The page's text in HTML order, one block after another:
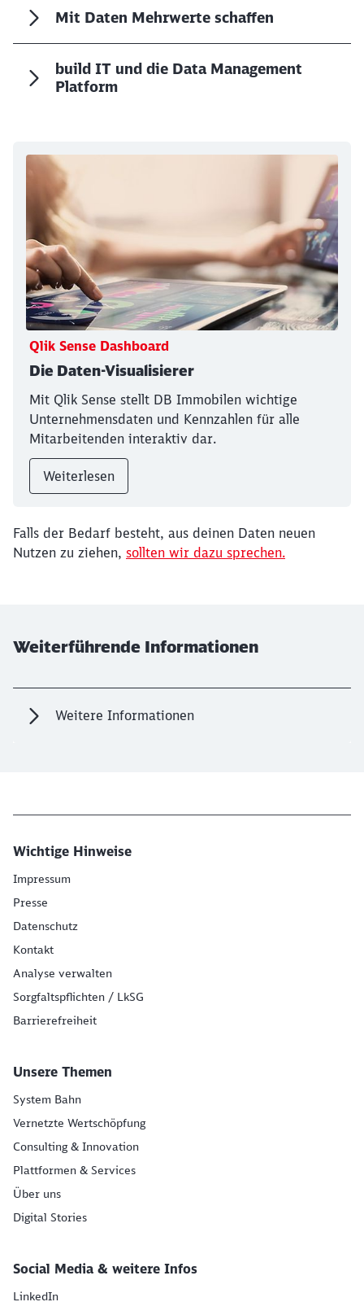
Mit Daten Mehrwerte schaffen
build IT und die Data Management
Platform
Qlik Sense Dashboard
Die Daten-Visualisierer
Mit Qlik Sense stellt DB Immobilen wichtige
Unternehmensdaten und Kennzahlen für alle
Mitarbeitenden interaktiv dar.
Weiterlesen
Falls der Bedarf besteht, aus deinen Daten neuen
Nutzen zu ziehen, sollten wir dazu sprechen.
Weiterführende Informationen
Weitere Informationen
Wichtige Hinweise
Impressum
Presse
Datenschutz
Kontakt
Analyse verwalten
Sorgfaltspflichten / LkSG
Barrierefreiheit
Unsere Themen
System Bahn
Vernetzte Wertschöpfung
Consulting & Innovation
Plattformen & Services
Über uns
Digital Stories
Social Media & weitere Infos
LinkedIn